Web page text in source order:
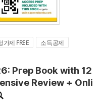
가제 FREE
소득공제
Prep Book with 12
Review + Onli